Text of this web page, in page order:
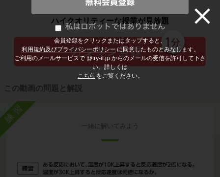
会員登録をクリックまたはタップすると、
利用規約及びプライバシーポリシー に同意したものとみなします。
ご利用のメールサービスで @try-it.jp からのメールの受信を許可して下さ
い。詳しくは
こちら をご覧ください。
子どもの勉強から大人の学び直しまで
ハイクオリティーな授業が見放題
この動画の問題と解説
練習
一緒に解いてみよう